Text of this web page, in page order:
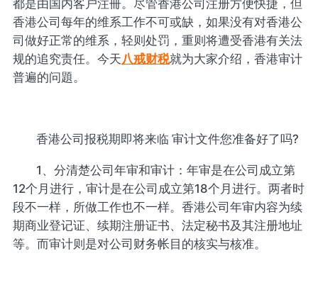
都是由国内客户注冊。尽管香港公司注册方便快捷，但
香港公司每年的维系工作不可或缺，如果没有对香港公
司做好正常的维系，轻则处罚，重则将遭受香港有关法
规的追究责任。今天八戒财税就为大家介绍，香港审计
普遍的问題。
香港公司报税期即将来临 审计文件您准备好了吗?
1、分清楚公司年审和审计：年审是在公司成立第
12个月进行，审计是在公司成立第18个月进行。两者时
段不一样，所做工作也不一样。香港公司年审内容为续
期商业登记证、续期注册证书、法定秘书及其注册地址
等。而审计则是对公司财务帐目的核实与核准。